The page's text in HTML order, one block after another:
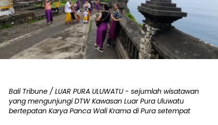
Bali Tribune / LUAR PURA ULUWATU - sejumlah wisatawan
yang mengunjungi DTW Kawasan Luar Pura Uluwatu
bertepatan Karya Panca Wali Krama di Pura setempat